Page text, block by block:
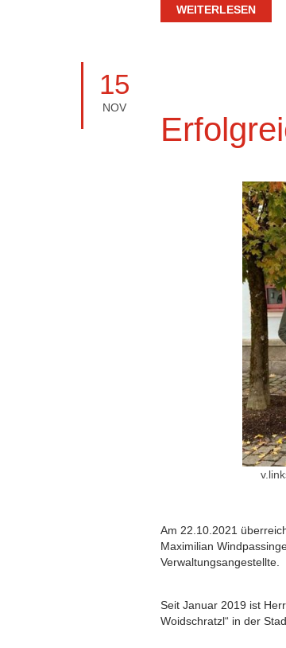
WEITERLESEN
15
NOV
Am 22.10.2021
Maximilian
Verwaltungsangestellte.
Seit Januar 2019 ist
Woidschratzl“ in der